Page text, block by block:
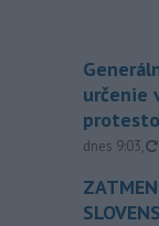
určenie
dnes 9:03,